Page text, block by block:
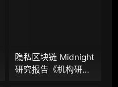
隐私区块链 Midnight
研究报告《机构研究